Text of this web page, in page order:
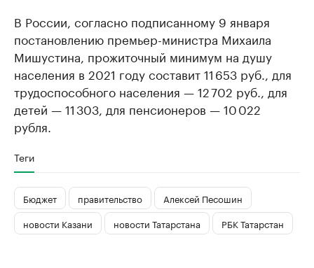
В России, согласно подписанному 9 января
постановлению премьер-министра Михаила
Мишустина, прожиточный минимум на душу
населения в 2021 году составит 11 653 руб., для
трудоспособного населения — 12 702 руб., для
детей — 11 303, для пенсионеров — 10 022
рубля.
Теги
Бюджет правительство
Алексей Песошин
новости Казани
новости Татарстана РБК Татарстан